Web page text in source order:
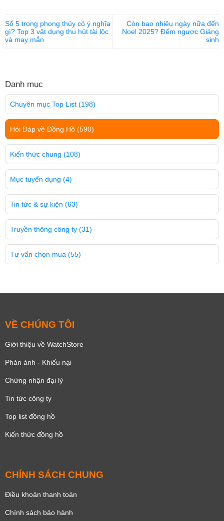
Số 5 trong phong thủy có ý nghĩa
gì? Top 3 vật dụng thu hút tài lộc
và may mắn
Còn bao nhiêu ngày nữa đến
Noel 2025? Đếm ngược Giáng
sinh
Danh mục
Chuyên mục Top List (198)
Hỏi Đáp về Đồng Hồ (590)
Kiến thức chung (108)
Mục tuyển dụng (4)
Tin tức & sự kiện (63)
Truyền thông công ty (31)
Tư vấn chọn mua (55)
VỀ CHÚNG TÔI
Giới thiệu về WatchStore
Phản ánh - Khiếu nại
Chứng nhận đại lý
Tin tức công ty
Top list đồng hồ
Kiến thức đồng hồ
CHÍNH SÁCH CHUNG
Điều khoản thanh toán
Chính sách bảo hành